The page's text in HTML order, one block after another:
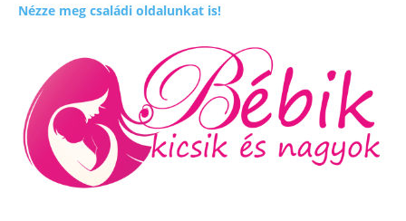
Nézze meg családi oldalunkat is!